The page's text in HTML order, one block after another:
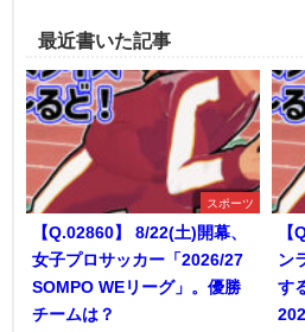
最近書いた記事
スポーツ
【Q.02860】 8/22(土)開幕、
女子プロサッカー「2026/27
SOMPO WEリーグ」。優勝
チームは？
【
ン
す